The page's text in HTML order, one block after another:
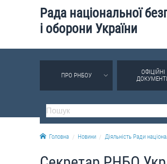
Рада національної
і оборони України
ПРО РНБОУ
ОФІЦІЙНІ
Головна Новини Діяльність Ради